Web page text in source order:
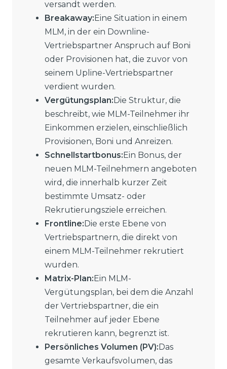
versandt werden.
Breakaway:Eine Situation in einem
MLM, in der ein Downline-
Vertriebspartner Anspruch auf Boni
oder Provisionen hat, die zuvor von
seinem Upline-Vertriebspartner
verdient wurden.
Vergütungsplan:Die Struktur, die
beschreibt, wie MLM-Teilnehmer ihr
Einkommen erzielen, einschließlich
Provisionen, Boni und Anreizen.
Schnellstartbonus:Ein Bonus, der
neuen MLM-Teilnehmern angeboten
wird, die innerhalb kurzer Zeit
bestimmte Umsatz- oder
Rekrutierungsziele erreichen.
Frontline:Die erste Ebene von
Vertriebspartnern, die direkt von
einem MLM-Teilnehmer rekrutiert
wurden.
Matrix-Plan:Ein MLM-
Vergütungsplan, bei dem die Anzahl
der Vertriebspartner, die ein
Teilnehmer auf jeder Ebene
rekrutieren kann, begrenzt ist.
Persönliches Volumen (PV):Das
gesamte Verkaufsvolumen, das